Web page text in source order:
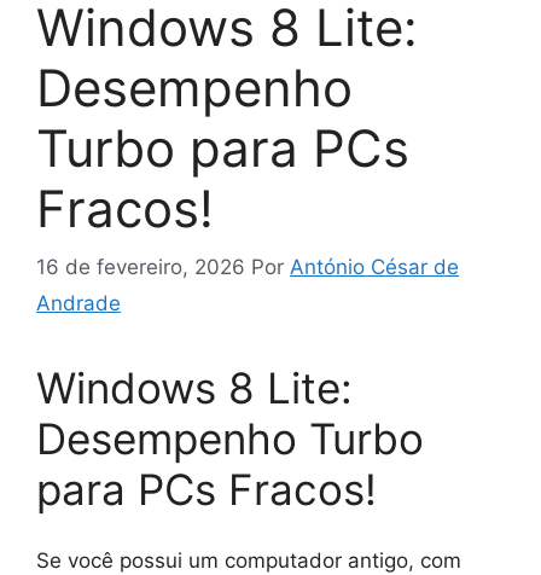
Windows 8 Lite:
Desempenho
Turbo para PCs
Fracos!
16 de fevereiro, 2026 Por António César de
Andrade
Windows 8 Lite:
Desempenho Turbo
para PCs Fracos!
Se você possui um computador antigo, com